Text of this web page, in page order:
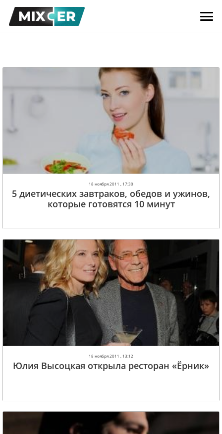
18 ноября 2011 , 17:30
5 диетических завтраков, обедов и ужинов,
которые готовятся 10 минут
18 ноября 2011 , 13:12
Юлия Высоцкая открыла ресторан «Ёрник»